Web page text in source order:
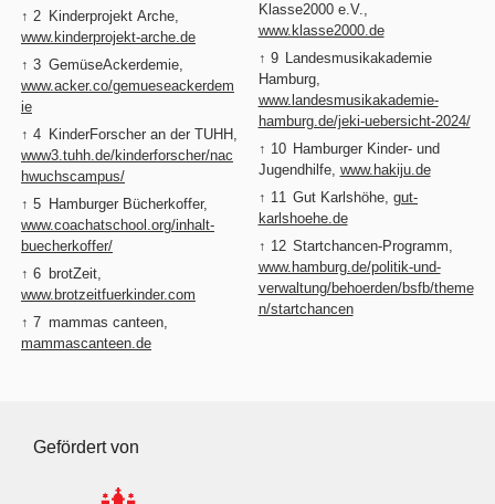
↑ 2 Kinderprojekt Arche,
www.kinderprojekt-arche.de
↑ 3 GemüseAckerdemie,
www.acker.co/gemueseackerdem
ie
↑ 4 KinderForscher an der TUHH,
www3.tuhh.de/kinderforscher/nac
hwuchscampus/
↑ 5 Hamburger Bücherkoffer,
www.coachatschool.org/inhalt-
buecherkoffer/
↑ 6 brotZeit,
www.brotzeitfuerkinder.com
↑ 7 mammas canteen,
mammascanteen.de
Klasse2000 e.V.,
www.klasse2000.de
↑ 9 Landesmusikakademie
Hamburg,
www.landesmusikakademie-
hamburg.de/jeki-uebersicht-2024/
↑ 10 Hamburger Kinder- und
Jugendhilfe, www.hakiju.de
↑ 11 Gut Karlshöhe, gut-
karlshoehe.de
↑ 12 Startchancen-Programm,
www.hamburg.de/politik-und-
verwaltung/behoerden/bsfb/theme
n/startchancen
Gefördert von